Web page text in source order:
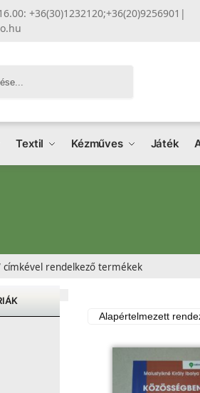
+36(30)1232120;+36(20)9256901 |
Textil Kézműves Játék
címkével rendelkező termékek